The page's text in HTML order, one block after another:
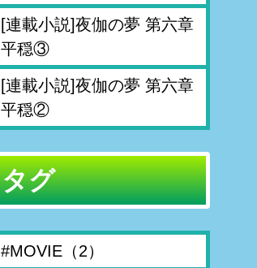
[連載小説]夜伽の夢 第六章
平穏③
[連載小説]夜伽の夢 第六章
平穏②
タグ
#MOVIE（2）